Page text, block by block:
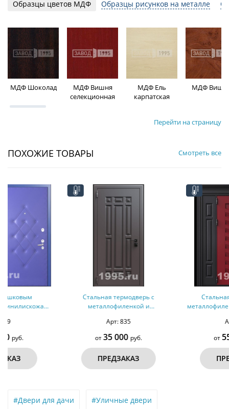
Образцы цветов МДФ Образцы рисунков на металле
МДФ Шоколад
МДФ Вишня
селекционная
МДФ Ель
карпатская
МДФ
Перейти на страницу
ПОХОЖИЕ ТОВАРЫ Смотреть все
Стальная термодверь с
металлофиленкой и
Стальная термодверь с
металлофиленкой, вставками по
порошковым окрашиванием RAL
3004 и RAL 9004 (тип №1)
#Двери для дачи #Уличные двери